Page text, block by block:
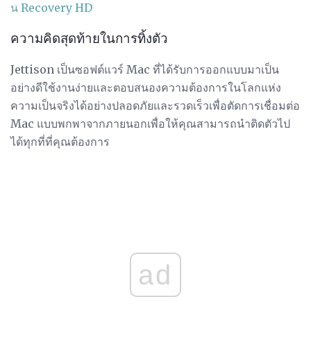
น Recovery HD
ความคิดสุดท้ายในการทิ้งตัว
Jettison เป็นซอฟต์แวร์ Mac ที่ได้รับการออกแบบมาเป็น
อย่างดีใช้งานง่ายและตอบสนองความต้องการในโลกแห่ง
ความเป็นจริงได้อย่างปลอดภัยและรวดเร็วเพื่อตัดการเชื่อมต่อ
Mac แบบพกพาจากภายนอกเพื่อให้คุณสามารถนำติดตัวไป
ได้ทุกที่ที่คุณต้องการ
ad